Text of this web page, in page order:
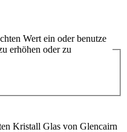
Wert ein oder benutze
erhöhen oder zu